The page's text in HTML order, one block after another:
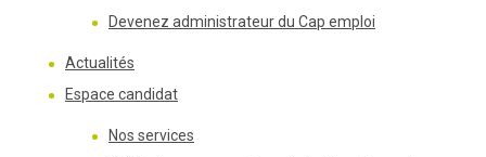
Devenez administrateur du Cap emploi
Actualités
Espace candidat
Nos services